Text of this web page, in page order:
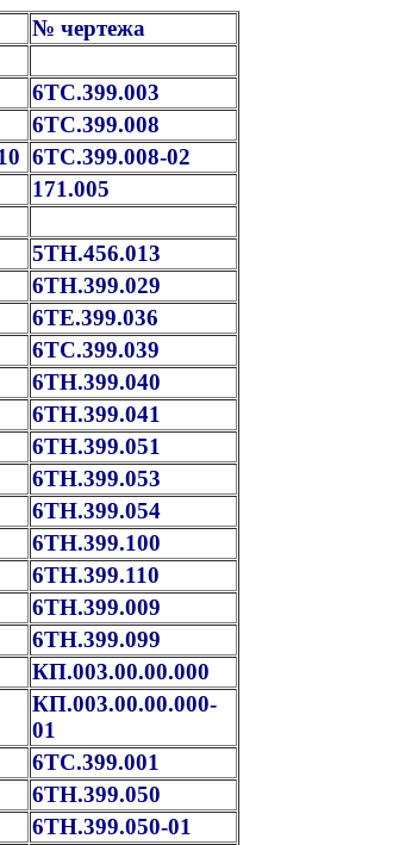
№ чертежа
6ТС.399.003
6ТС.399.008
6ТС.399.008-02
171.005
5ТН.456.013
6ТН.399.029
6ТЕ.399.036
6ТС.399.039
6ТН.399.040
6ТН.399.041
6ТН.399.051
6ТН.399.053
6ТН.399.054
6ТН.399.100
6ТН.399.110
6ТН.399.009
6ТН.399.099
КП.003.00.00.000
КП.003.00.00.000-
01
6ТС.399.001
6ТН.399.050
6ТН.399.050-01